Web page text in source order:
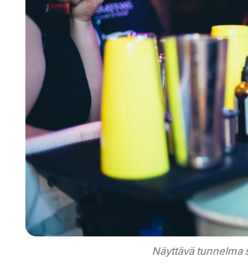
Näyttävä tunnelma